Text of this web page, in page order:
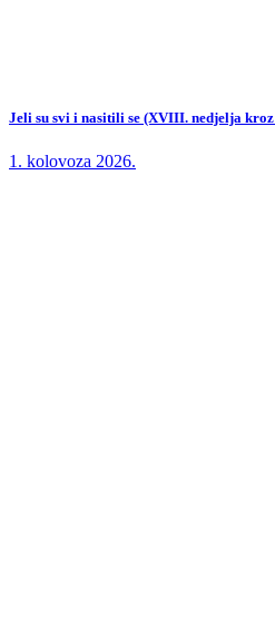
Jeli su svi i nasitili se (XVIII. nedjelja
1. kolovoza 2026.